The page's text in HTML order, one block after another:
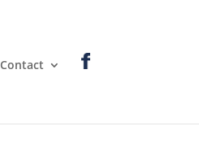
Contact